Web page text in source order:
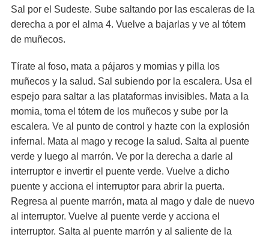
Sal por el Sudeste. Sube saltando por las escaleras de la
derecha a por el alma 4. Vuelve a bajarlas y ve al tótem
de muñecos.
Tírate al foso, mata a pájaros y momias y pilla los
muñecos y la salud. Sal subiendo por la escalera. Usa el
espejo para saltar a las plataformas invisibles. Mata a la
momia, toma el tótem de los muñecos y sube por la
escalera. Ve al punto de control y hazte con la explosión
infernal. Mata al mago y recoge la salud. Salta al puente
verde y luego al marrón. Ve por la derecha a darle al
interruptor e invertir el puente verde. Vuelve a dicho
puente y acciona el interruptor para abrir la puerta.
Regresa al puente marrón, mata al mago y dale de nuevo
al interruptor. Vuelve al puente verde y acciona el
interruptor. Salta al puente marrón y al saliente de la